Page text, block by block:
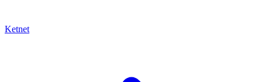
Ketnet